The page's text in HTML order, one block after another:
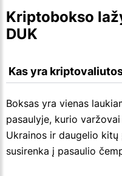
Kriptobokso
DUK
Kas yra
Boksas yra vienas
pasaulyje, kurio
Ukrainos ir daugelio kitų
susirenka į pasaulio